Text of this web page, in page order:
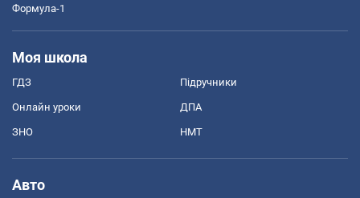
Формула-1
Моя школа
ГДЗ Підручники
Онлайн уроки ДПА
ЗНО НМТ
Авто